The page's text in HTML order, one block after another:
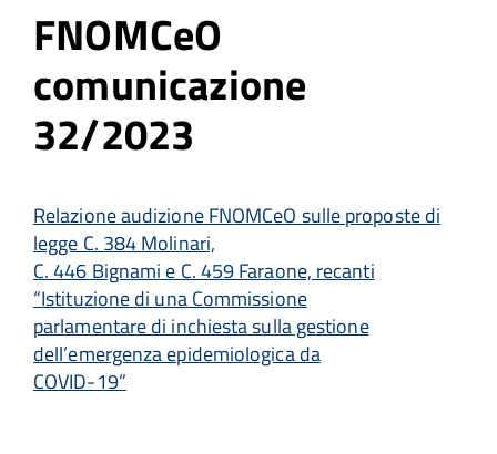
FNOMCeO
comunicazione
32/2023
Relazione audizione FNOMCeO sulle proposte di
legge C. 384 Molinari,
C. 446 Bignami e C. 459 Faraone, recanti
“Istituzione di una Commissione
parlamentare di inchiesta sulla gestione
dell’emergenza epidemiologica da
COVID-19”